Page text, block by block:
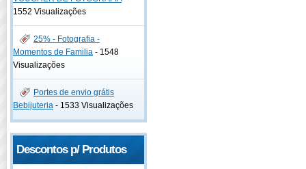
1552 Visualizações
25% - Fotografia -
Momentos de Familia - 1548
Visualizações
Portes de envio grátis
Bebijuteria - 1533 Visualizações
Descontos p/ Produtos